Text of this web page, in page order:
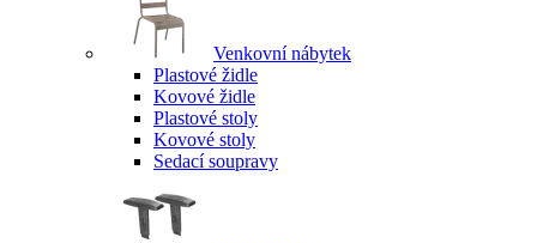
Venkovní nábytek
Plastové židle
Kovové židle
Plastové stoly
Kovové stoly
Sedací soupravy